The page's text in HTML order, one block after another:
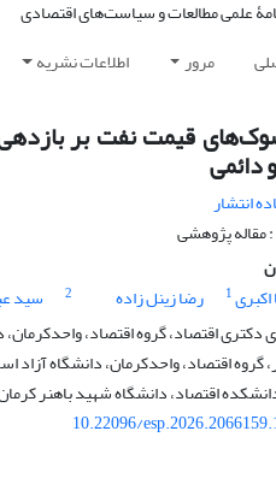
مرور اطلاعات نشریه
قیمت نفت بر
انتشار
: مقاله پژوهشی
1 رضا زینل زاده 2 سید
اقتصاد، گروه اقتصاد، واحدکرمان،
گروه اقتصاد، واحدکرمان، دانشگاه آزاد
اقتصاد، دانشگاه شهید باهنر
10.22096/